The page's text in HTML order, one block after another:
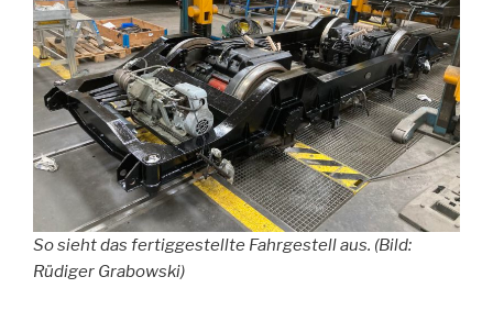
So sieht das fertiggestellte Fahrgestell aus. (Bild:
Rüdiger Grabowski)